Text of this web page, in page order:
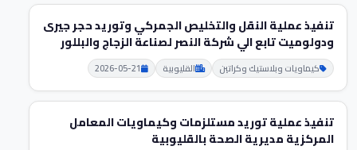
تنفيذ عملية النقل والتخليص الجمركي وتوريد حجر جيرى
ودولومیت تابع الي شركة النصر لصناعة الزجاج والبللور
كيماويات وبلاستيك وكراتين القليوبية 2026-05-21
تنفيذ عملية توريد مستلزمات وكيماويات المعامل
المركزية مديرية الصحة بالقليوبية